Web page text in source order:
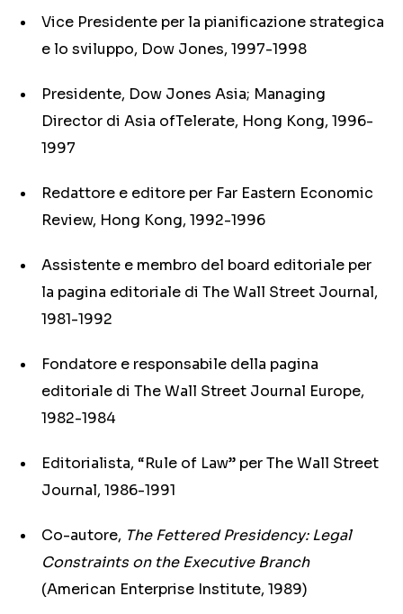
Vice Presidente per la pianificazione strategica
e lo sviluppo, Dow Jones, 1997-1998
Presidente, Dow Jones Asia; Managing
Director di Asia ofTelerate, Hong Kong, 1996-
1997
Redattore e editore per Far Eastern Economic
Review, Hong Kong, 1992-1996
Assistente e membro del board editoriale per
la pagina editoriale di The Wall Street Journal,
1981-1992
Fondatore e responsabile della pagina
editoriale di The Wall Street Journal Europe,
1982-1984
Editorialista, “Rule of Law” per The Wall Street
Journal, 1986-1991
Co-autore, The Fettered Presidency: Legal
Constraints on the Executive Branch
(American Enterprise Institute, 1989)